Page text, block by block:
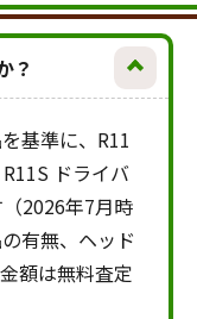
？
基準に、R11
ドライバ
2026年7月時
有無、ヘッド
額は無料査定